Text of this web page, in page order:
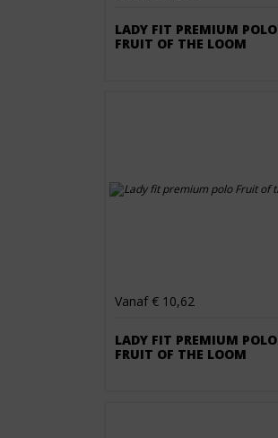
LADY FIT PREMIUM POLO
FRUIT OF THE LOOM
Vanaf € 10,62
LADY FIT PREMIUM POLO
FRUIT OF THE LOOM